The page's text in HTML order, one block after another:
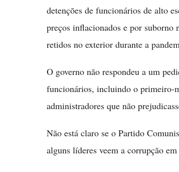
detenções de funcionários de alto
preços inflacionados e por suborno
retidos no exterior durante a
O governo não respondeu a um
funcionários, incluindo o primeiro-
administradores que não
Não está claro se o Partido
alguns líderes veem a corrupção